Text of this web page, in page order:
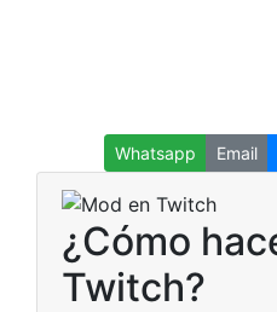
Whatsapp Email
¿Cómo
Twitch?